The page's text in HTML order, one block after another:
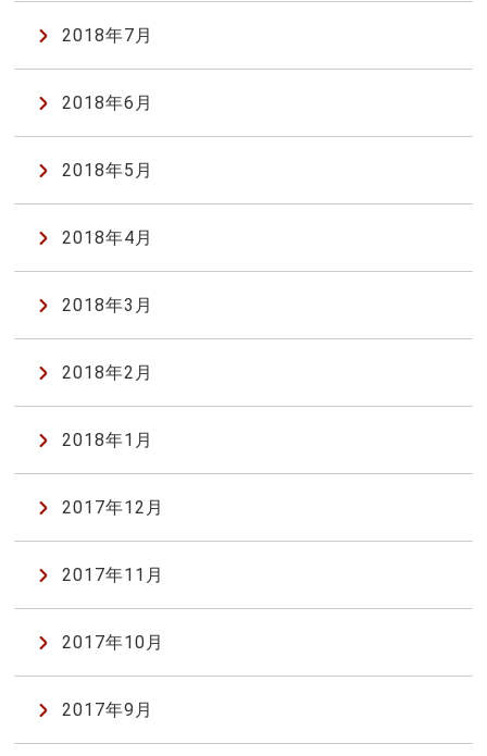
2018年7月
2018年6月
2018年5月
2018年4月
2018年3月
2018年2月
2018年1月
2017年12月
2017年11月
2017年10月
2017年9月